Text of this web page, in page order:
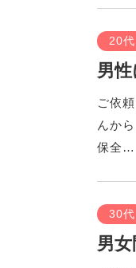
20代
男
ご依
んか
保全…
30代
男